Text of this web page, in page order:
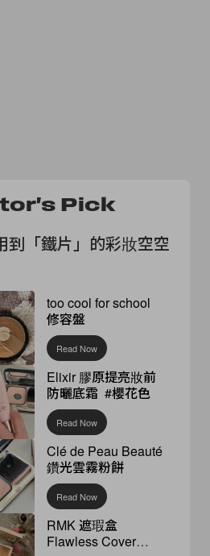
Pick
到「鐵片」的彩妝空空
too cool for school
修容盤
Read Now
Elixir 膠原提亮妝前
防曬底霜 #櫻花色
Read Now
Clé de Peau Beauté
鑽光雲霧粉餅
Read Now
RMK 遮瑕盒
Flawless Cover